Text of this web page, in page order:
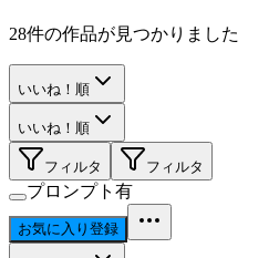
28件の作品が見つかりました
いいね！順
いいね！順
フィルタ フィルタ
プロンプト有
お気に入り登録